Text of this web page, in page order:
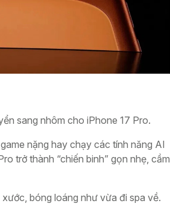
sang nhôm cho iPhone 17 Pro.
nặng hay chạy các tính năng AI
trở thành “chiến binh” gọn nhẹ, cầm
bóng loáng như vừa đi spa về.